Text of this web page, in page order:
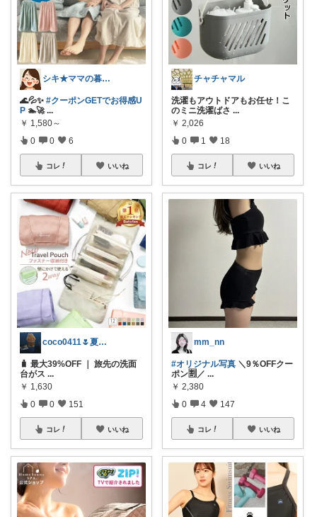
シキ★ママの暮らし、キッズ
🌊💦✨ #クーポンGETでお得感U
P 🏊🚀 ...
￥ 1,580～
0 0 6
コレ いいね
coco0411🌷夏グッズ色々🌻
🧳 最大39%OFF ｜ 旅先の洗面
台がス ...
￥ 1,630
0 0 151
コレ いいね
チャチャマル
洗濯もアウトドアもお任せ！こ
のミニ洗濯ばさ ...
￥ 2,026
0 1 18
コレ いいね
mm_nn
#オリジナル写真 ＼9％OFFクー
ポン🈹／ ...
￥ 2,380
0 4 147
コレ いいね